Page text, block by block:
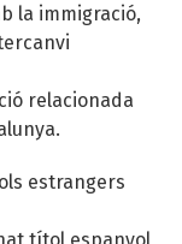
la immigració,
relacionada
estrangers